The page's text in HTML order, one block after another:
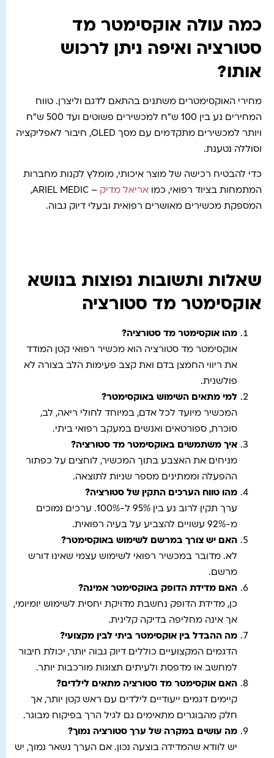
כמה עולה אוקסימטר מד
סטורציה ואיפה ניתן לרכוש
אותו?
מחירי האוקסימטרים משתנים בהתאם לדגם וליצרן. טווח
המחירים נע בין 100 ש"ח למכשירים פשוטים ועד 500 ש"ח
ויותר למכשירים מתקדמים עם מסך OLED, חיבור לאפליקציה
וסוללה נטענת.
כדי להבטיח רכישה של מוצר איכותי, מומלץ לקנות מחברות
המתמחות בציוד רפואי, כמו אריאל מדיק
– ARIEL MEDIC,
המספקת מכשירים מאושרים רפואית ובעלי דיוק גבוה.
שאלות ותשובות נפוצות בנושא
אוקסימטר מד סטורציה
מהו אוקסימטר מד סטורציה?
אוקסימטר מד סטורציה הוא מכשיר רפואי קטן המודד
את ריווי החמצן בדם ואת קצב פעימות הלב בצורה לא
פולשנית.
למי מתאים השימוש באוקסימטר?
המכשיר מיועד לכל אדם, במיוחד לחולי ריאה, לב,
סוכרת, ספורטאים ואנשים במעקב רפואי ביתי.
איך משתמשים באוקסימטר מד סטורציה?
מניחים את האצבע בתוך המכשיר, לוחצים על כפתור
ההפעלה וממתינים מספר שניות לתוצאה.
מהו טווח הערכים התקין של סטורציה?
ערך תקין לרוב נע בין 95% ל-100%. ערכים נמוכים
מ-92% עשויים להצביע על בעיה רפואית.
האם יש צורך במרשם לשימוש באוקסימטר?
לא. מדובר במכשיר רפואי לשימוש עצמי שאינו דורש
מרשם.
האם מדידת הדופק באוקסימטר אמינה?
כן, מדידת הדופק נחשבת מדויקת יחסית לשימוש יומיומי,
אך אינה מחליפה בדיקה קלינית.
מה ההבדל בין אוקסימטר ביתי לבין מקצועי?
הדגמים המקצועיים כוללים דיוק גבוה יותר, יכולת חיבור
למחשב או מדפסת ולעיתים תצוגות מורכבות יותר.
האם אוקסימטר מד סטורציה מתאים לילדים ?
קיימים דגמים ייעודיים לילדים עם ראש קטן יותר, אך
חלק מהבוגרים מתאימים גם לגיל הרך בפיקוח מבוגר.
מה עושים במקרה של ערך סטורציה נמוך?
יש לוודא שהמדידה בוצעה נכון. אם הערך נשאר נמוך, יש